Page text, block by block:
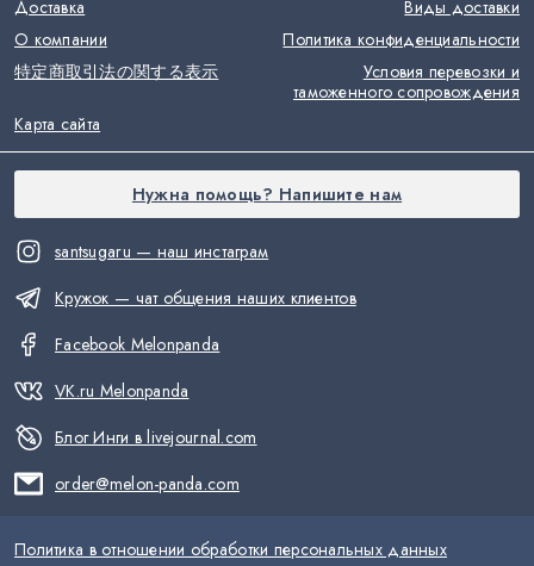
santsugaru — наш инстаграм
Кружок — чат общения наших клиентов
Facebook Melonpanda
VK.ru Melonpanda
Блог Инги в livejournal.com
order@melon-panda.com
Доставка
Виды доставки
О компании
Политика конфиденциальности
特定商取引法の関する表示
Условия перевозки и
таможенного сопровождения
Карта сайта
Нужна помощь? Напишите нам
Политика в отношении обработки персональных данных